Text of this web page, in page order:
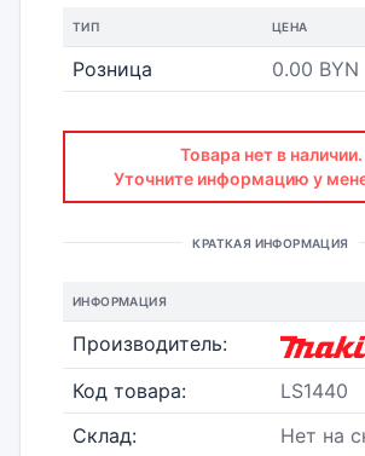
ТИП ЦЕНА
Розница 0.00 BYN
Товара нет в наличии.
Уточните информацию у
КРАТКАЯ ИНФОРМАЦИЯ
ИНФОРМАЦИЯ
Производитель:
Код товара:
LS1440
Склад:
Нет на